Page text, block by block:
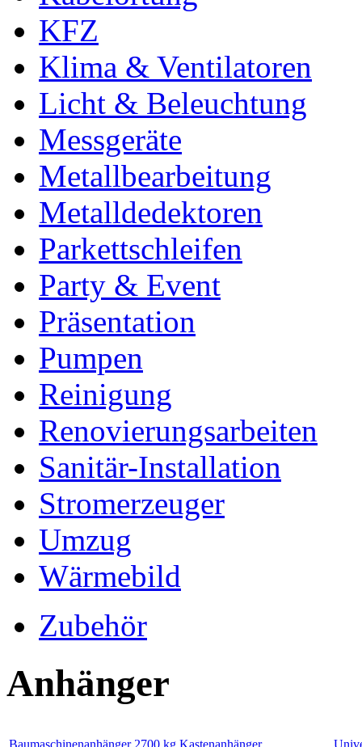
KFZ
Klima & Ventilatoren
Licht & Beleuchtung
Messgeräte
Metallbearbeitung
Metalldedektoren
Parkettschleifen
Party & Event
Präsentation
Pumpen
Reinigung
Renovierungsarbeiten
Sanitär-Installation
Stromerzeuger
Umzug
Wärmebild
Zubehör
Anhänger